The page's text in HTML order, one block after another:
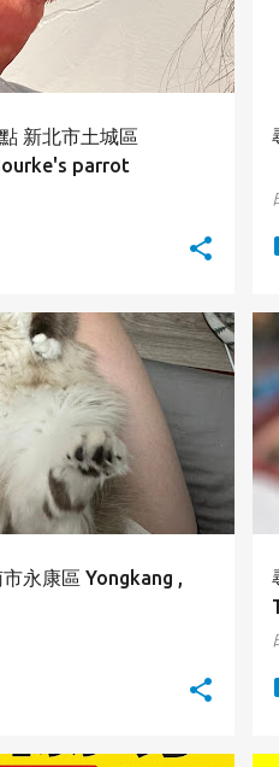
新北市土城區
parrot
永康區 Yongkang ,
YONGKANG